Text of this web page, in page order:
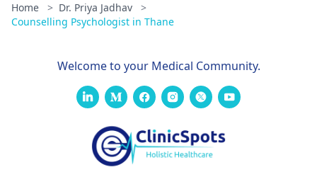
Home > Dr. Priya Jadhav
>
Counselling Psychologist in Thane
Welcome to your Medical Community.